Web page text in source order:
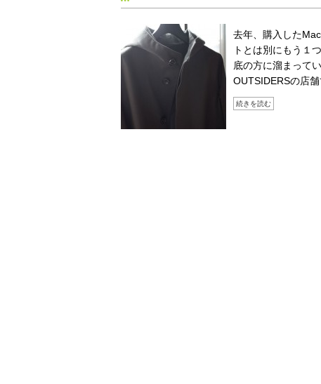
去年、購入した
トとは別にもう１
底の方に溜まって
OUTSIDERSの店
続きを読む